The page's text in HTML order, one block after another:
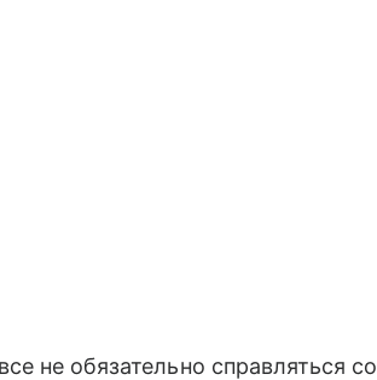
не обязательно справляться со